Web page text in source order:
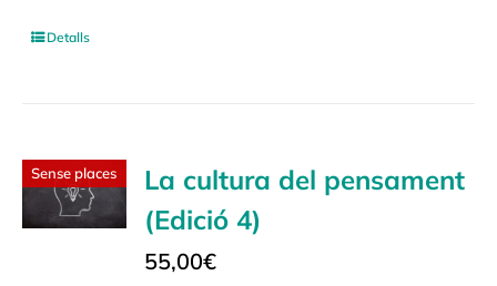
Detalls
Sense places
La cultura del pensament
(Edició 4)
55,00€